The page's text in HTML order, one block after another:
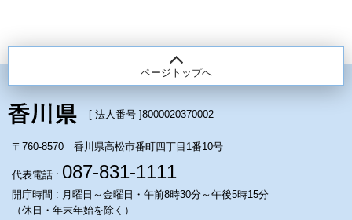
ページトップへ
[ 法人番号 ]8000020370002
〒760-8570 香川県高松市番町四丁目1番10号
代表電話 : 087-831-1111
開庁時間 : 月曜日～金曜日・午前8時30分～午後5時15分
（休日・年末年始を除く）